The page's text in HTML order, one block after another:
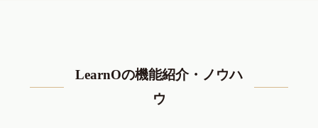
LearnOの機能紹介・ノウハ
ウ